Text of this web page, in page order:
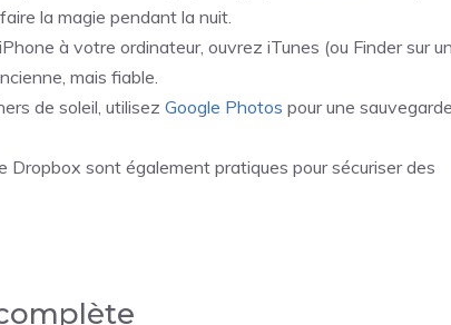
la magie pendant la nuit.
à votre ordinateur, ouvrez iTunes (ou Finder sur
mais fiable.
de soleil, utilisez Google Photos pour une sauvegarde
Dropbox sont également pratiques pour sécuriser des